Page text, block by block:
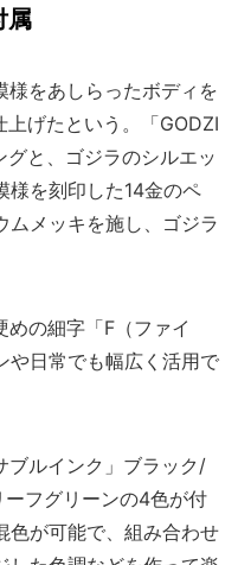
属
をあしらったボディを
上げたという。「GODZI
と、ゴジラのシルエッ
様を刻印した14金のペ
ムメッキを施し、ゴジラ
の細字「F（ファイ
や日常でも幅広く活用で
ルインク」ブラック/
フグリーンの4色が付
色が可能で、組み合わせ